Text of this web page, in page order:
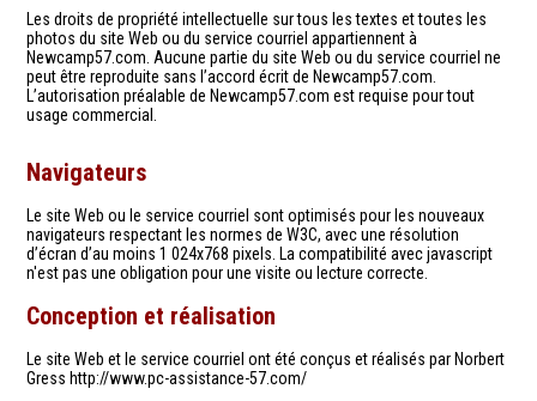
Les droits de propriété intellectuelle sur tous les textes et toutes les
photos du site Web ou du service courriel appartiennent à
Newcamp57.com. Aucune partie du site Web ou du service courriel ne
peut être reproduite sans l’accord écrit de Newcamp57.com.
L’autorisation préalable de Newcamp57.com est requise pour tout
usage commercial.
Navigateurs
Le site Web ou le service courriel sont optimisés pour les nouveaux
navigateurs respectant les normes de W3C, avec une résolution
d’écran d’au moins 1 024x768 pixels. La compatibilité avec javascript
n'est pas une obligation pour une visite ou lecture correcte.
Conception et réalisation
Le site Web et le service courriel ont été conçus et réalisés par Norbert
Gress http://www.pc-assistance-57.com/